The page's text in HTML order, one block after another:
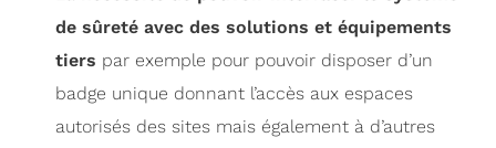
de sûreté avec des solutions et équipements
tiers par exemple pour pouvoir disposer d’un
badge unique donnant l’accès aux espaces
autorisés des sites mais également à d’autres